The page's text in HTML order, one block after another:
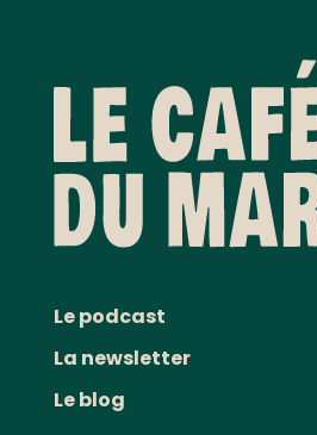
Le podcast
La newsletter
Le blog